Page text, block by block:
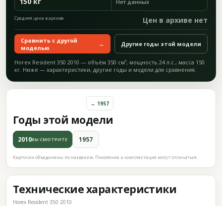
Нет данных
Средняя цена в архиве Цен в архиве нет
Сравнить с другой
моделью
→ Другие годы этой модели
Horex Resident 350 2010 — объём 350 см³, мощность 24 л.с., масса 150
кг. Ниже — характеристики, другие годы и модели для сравнения.
Годы этой модели
← 1957
2010ВЫ СМОТРИТЕ 1957
Карточки объединены по названию. Поколение и комплектация могут отличаться.
Технические характеристики
Horex Resident 350 2010